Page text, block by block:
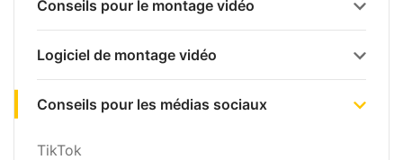
Conseils pour le montage vidéo
Logiciel de montage vidéo
Conseils pour les médias sociaux
TikTok